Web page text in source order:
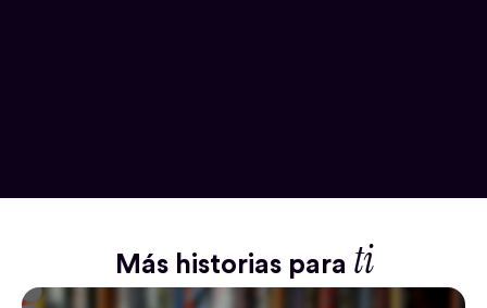
Más historias para ti